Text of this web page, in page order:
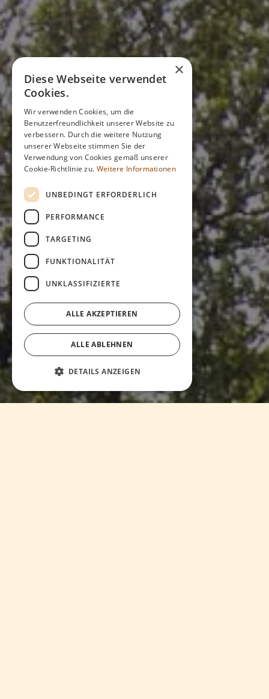
×
Diese Webseite verwendet
Cookies.
Wir verwenden Cookies, um die
Benutzerfreundlichkeit unserer Website zu
verbessern. Durch die weitere Nutzung
unserer Webseite stimmen Sie der
Verwendung von Cookies gemäß unserer
Cookie-Richtlinie zu. Weitere Informationen
UNBEDINGT ERFORDERLICH
PERFORMANCE
TARGETING
FUNKTIONALITÄT
UNKLASSIFIZIERTE
ALLE AKZEPTIEREN
ALLE ABLEHNEN
DETAILS ANZEIGEN